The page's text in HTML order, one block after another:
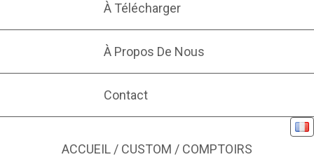
À Télécharger
À Propos De Nous
Contact
ACCUEIL / CUSTOM / COMPTOIRS